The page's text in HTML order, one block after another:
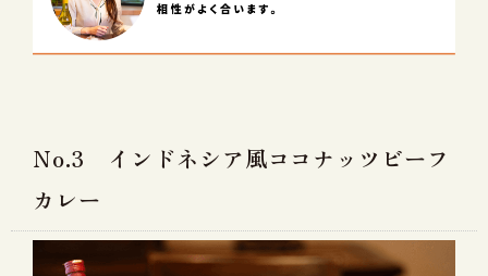
No.3 インドネシア風ココナッツビーフ
カレー